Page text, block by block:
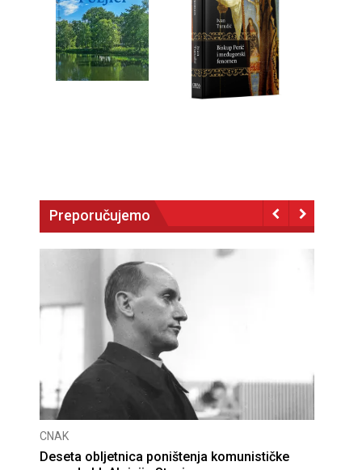
Preporučujemo
CNAK
Deseta obljetnica poništenja komunističke